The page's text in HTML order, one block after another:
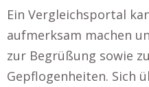
Ein Vergleichsportal
aufmerksam machen
zur Begrüßung sowie
Gepflogenheiten. Sich